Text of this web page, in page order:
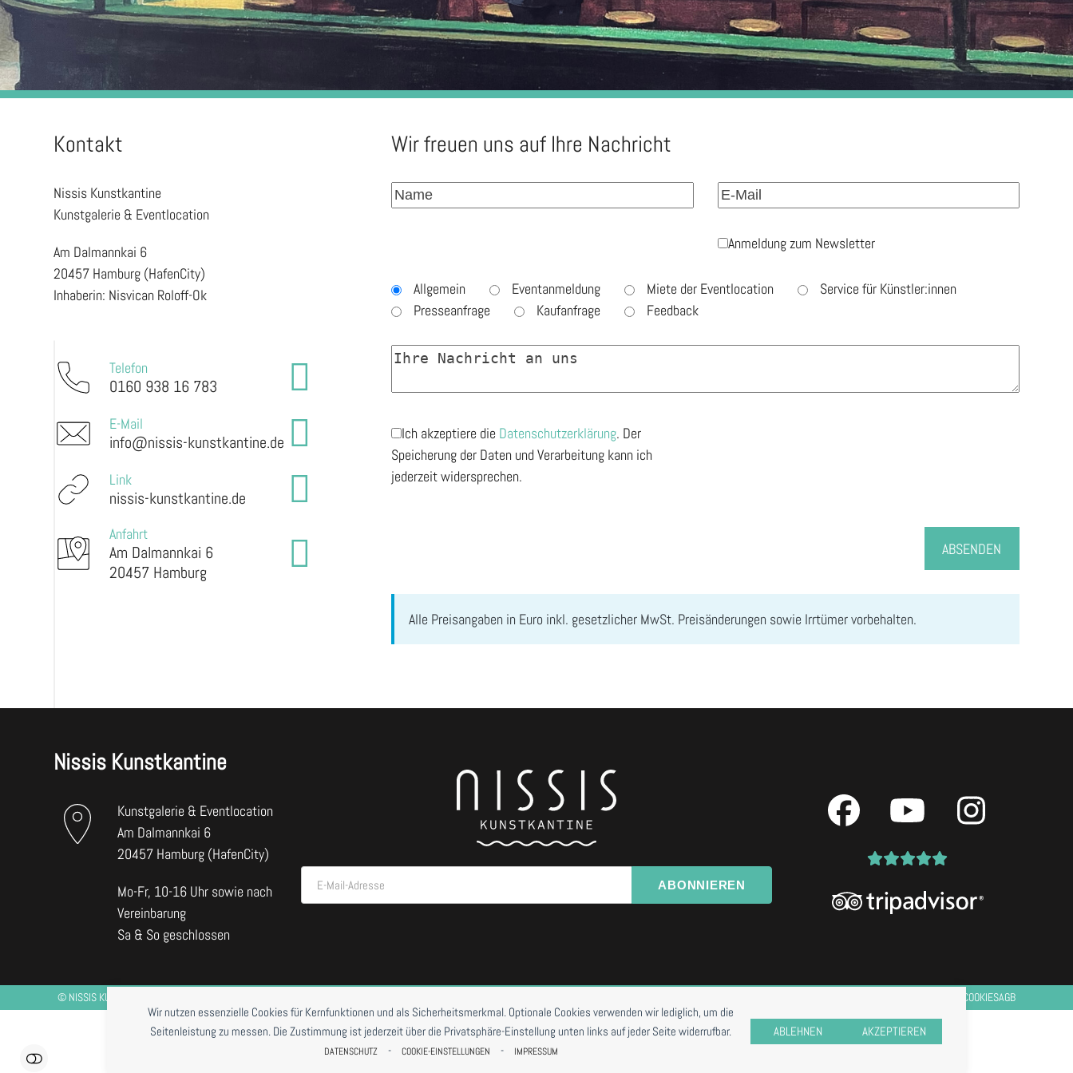
Wir nutzen essenzielle Cookies für Kernfunktionen und als Sicherheitsmerkmal. Optionale Cookies verwenden wir lediglich, um die
Seitenleistung zu messen. Die Zustimmung ist jederzeit über die Privatsphäre-Einstellung unten links auf jeder Seite widerrufbar.
DATENSCHUTZ - COOKIE-EINSTELLUNGEN - IMPRESSUM
AKZEPTIEREN
ABLEHNEN
Kontakt
Nissis Kunstkantine
Kunstgalerie & Eventlocation
Am Dalmannkai 6
20457 Hamburg (HafenCity)
Inhaberin: Nisvican Roloff-Ok
Telefon
0160 938 16 783
E-Mail
info@nissis-kunstkantine.de
Link
nissis-kunstkantine.de
Anfahrt
Am Dalmannkai 6
20457 Hamburg
Wir freuen uns auf Ihre Nachricht
Anmeldung zum Newsletter
Allgemein Eventanmeldung Miete der Eventlocation
Service für Künstler:innen
Presseanfrage
Kaufanfrage Feedback
Ich akzeptiere die Datenschutzerklärung. Der
Speicherung der Daten und Verarbeitung kann ich
jederzeit widersprechen.
ABSENDEN
Alle Preisangaben in Euro inkl. gesetzlicher MwSt. Preisänderungen sowie Irrtümer vorbehalten.
Nissis Kunstkantine
Kunstgalerie & Eventlocation
Am Dalmannkai 6
20457 Hamburg (HafenCity)
Mo-Fr, 10-16 Uhr sowie nach
Vereinbarung
Sa & So geschlossen
E-Mail-Adresse ABONNIEREN
Facebook
YouTube
© NISSIS KUNSTKANTINE COOKIESAGB